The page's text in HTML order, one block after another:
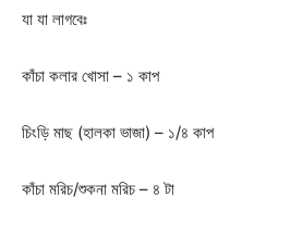
যা যা লাগবেঃ
কাঁচা কলার খোসা – ১ কাপ
চিংড়ি মাছ (হালকা ভাজা) – ১/৪ কাপ
কাঁচা মরিচ/শুকনা মরিচ – ৪ টা